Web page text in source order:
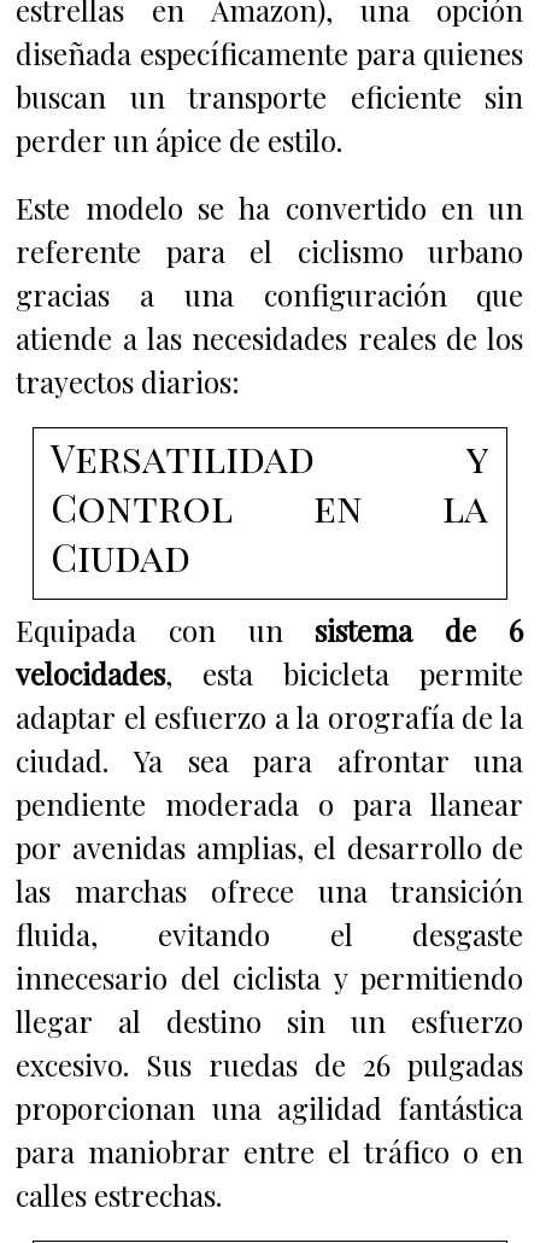
estrellas en Amazon), una opción
diseñada específicamente para quienes
buscan un transporte eficiente sin
perder un ápice de estilo.
Este modelo se ha convertido en un
referente para el ciclismo urbano
gracias a una configuración que
atiende a las necesidades reales de los
trayectos diarios:
Versatilidad y
Control en la
Ciudad
Equipada con un sistema de 6
velocidades, esta bicicleta permite
adaptar el esfuerzo a la orografía de la
ciudad. Ya sea para afrontar una
pendiente moderada o para llanear
por avenidas amplias, el desarrollo de
las marchas ofrece una transición
fluida, evitando el desgaste
innecesario del ciclista y permitiendo
llegar al destino sin un esfuerzo
excesivo. Sus ruedas de 26 pulgadas
proporcionan una agilidad fantástica
para maniobrar entre el tráfico o en
calles estrechas.